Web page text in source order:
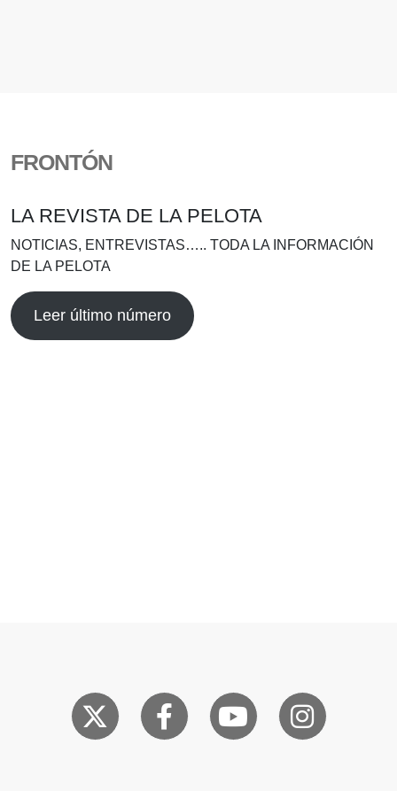
FRONTÓN
LA REVISTA DE LA PELOTA
NOTICIAS, ENTREVISTAS….. TODA LA INFORMACIÓN
DE LA PELOTA
Leer último número